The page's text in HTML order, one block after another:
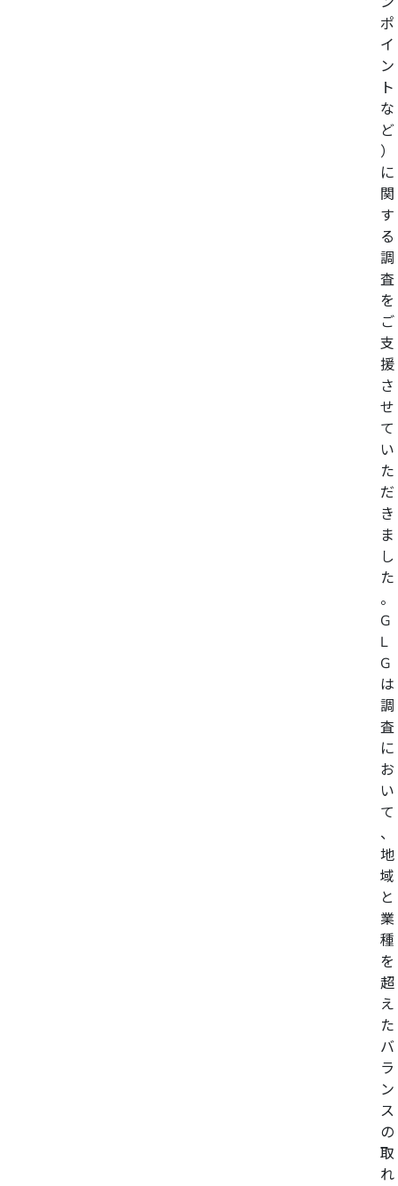
ポ
イ
ン
ト
な
ど
）
に
関
す
る
調
査
を
ご
支
援
さ
せ
て
い
た
だ
き
ま
し
た
。
G
L
G
は
調
査
に
お
い
て
、
地
域
と
業
種
を
超
え
た
バ
ラ
ン
ス
の
取
れ